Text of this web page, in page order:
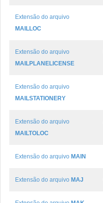
Extensão do arquivo
MAILLOC
Extensão do arquivo
MAILPLANELICENSE
Extensão do arquivo
MAILSTATIONERY
Extensão do arquivo
MAILTOLOC
Extensão do arquivo MAIN
Extensão do arquivo MAJ